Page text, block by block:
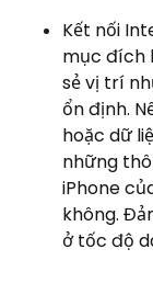
Kết nối
mục đích
sẻ vị trí
ổn định.
hoặc dữ
những
iPhone
không.
ở tốc độ